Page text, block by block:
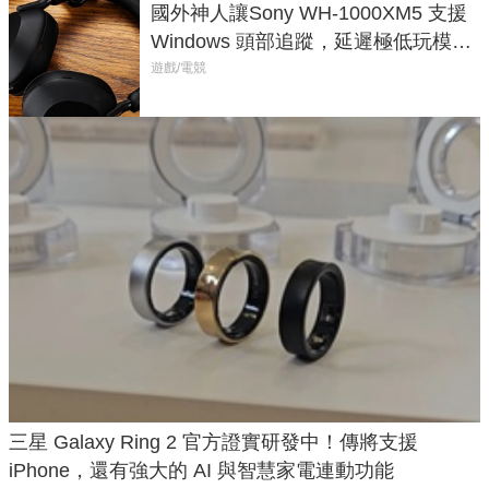
國外神人讓Sony WH-1000XM5 支援
Windows 頭部追蹤，延遲極低玩模擬
飛行超有感
遊戲/電競
三星 Galaxy Ring 2 官方證實研發中！傳將支援
iPhone，還有強大的 AI 與智慧家電連動功能